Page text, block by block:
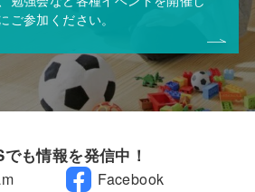
ご参加ください。
でも情報を発信中！
Facebook